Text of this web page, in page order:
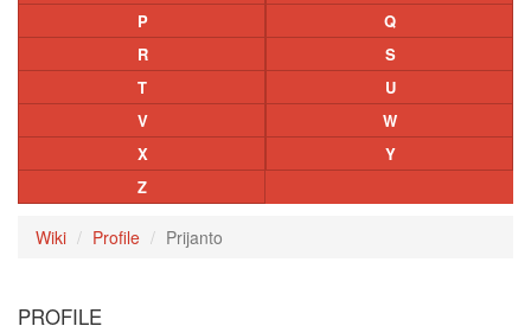
P
Q
R
S
T
U
V
W
X
Y
Z
Wiki Profile Prijanto
PROFILE